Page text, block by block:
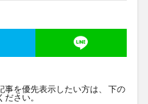
事を優先表示したい方は、 下の
さい。